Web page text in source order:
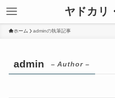
ヤドカリ
ホーム adminの執筆記事
admin – Author –